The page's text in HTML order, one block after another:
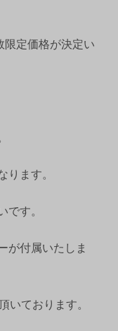
限定価格が決定い
ります。
です。
が付属いたしま
いております。